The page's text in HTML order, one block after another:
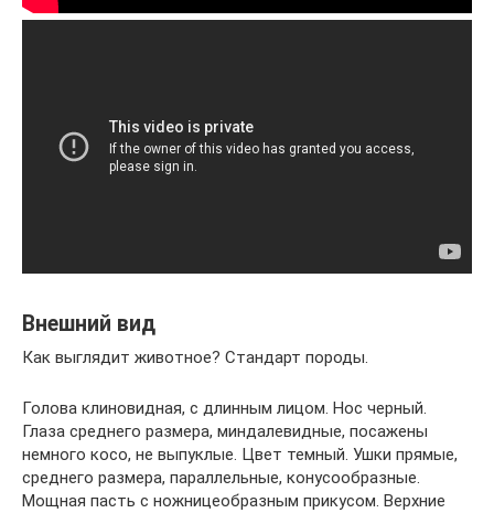
Внешний вид
Как выглядит животное? Стандарт породы.
Голова клиновидная, с длинным лицом. Нос черный.
Глаза среднего размера, миндалевидные, посажены
немного косо, не выпуклые. Цвет темный. Ушки прямые,
среднего размера, параллельные, конусообразные.
Мощная пасть с ножницеобразным прикусом. Верхние